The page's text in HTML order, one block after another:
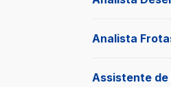
Analista
Assistente